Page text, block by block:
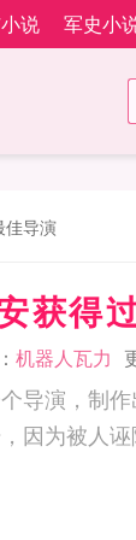
说 军史小
佳导演
获得
机器人瓦力
导演，制